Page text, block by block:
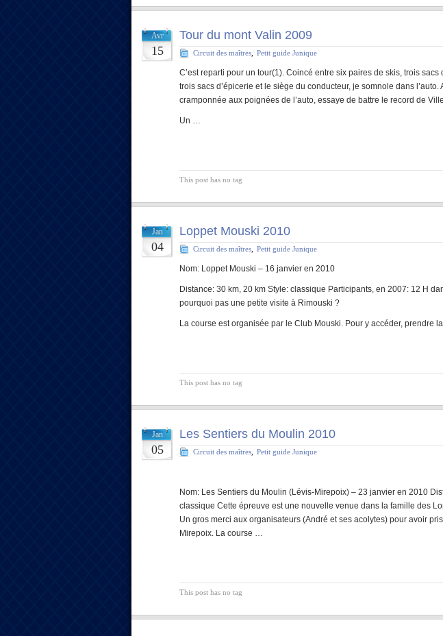
Avr
15
Tour du mont Valin 2009
Circuit des maîtres Petit guide Junique
C’est reparti pour un tour(1). Coincé entre six paires de skis, trois
trois sacs d’épicerie et le siège du conducteur, je somnole dans
cramponnée aux poignées de l’auto, essaye de battre le record de
Un …
This post has no tag
Jan
04
Loppet Mouski 2010
Circuit des maîtres Petit guide Junique
Nom: Loppet Mouski – 16 janvier en 2010
Distance: 30 km, 20 km Style: classique Participants, en 2007: 12 H
pourquoi pas une petite visite à Rimouski ?
La course est organisée par le Club Mouski. Pour y accéder, prendre
This post has no tag
Jan
05
Les Sentiers du Moulin 2010
Circuit des maîtres Petit guide Junique
Nom: Les Sentiers du Moulin (Lévis-Mirepoix) – 23 janvier en 2010
classique Cette épreuve est une nouvelle venue dans la famille des
Un gros merci aux organisateurs (André et ses acolytes) pour avoir
Mirepoix. La course …
This post has no tag